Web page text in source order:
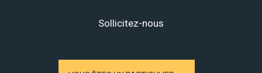
Sollicitez-nous